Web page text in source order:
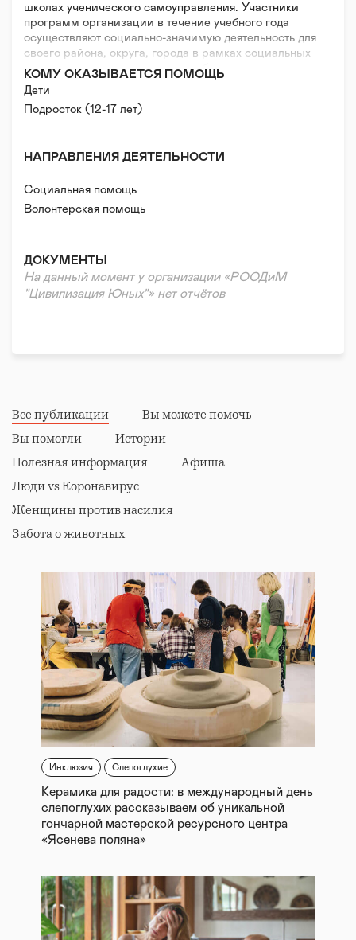
школах ученического самоуправления. Участники
программ организации в течение учебного года
осуществляют социально-значимую деятельность для
своего района, округа, города в рамках социальных
проектов, самостоятельно разработанных
подростками.
КОМУ ОКАЗЫВАЕТСЯ ПОМОЩЬ
Дети
Подросток (12-17 лет)
НАПРАВЛЕНИЯ ДЕЯТЕЛЬНОСТИ
Социальная помощь
Волонтерская помощь
ДОКУМЕНТЫ
На данный момент у организации «РООДиМ
"Цивилизация Юных"» нет отчётов
Все публикации
Вы можете помочь
Вы помогли
Истории
Полезная информация
Афиша
Люди vs Коронавирус
Женщины против насилия
Забота о животных
Инклюзия Слепоглухие
Керамика для радости: в международный день
слепоглухих рассказываем об уникальной
гончарной мастерской ресурсного центра
«Ясенева поляна»